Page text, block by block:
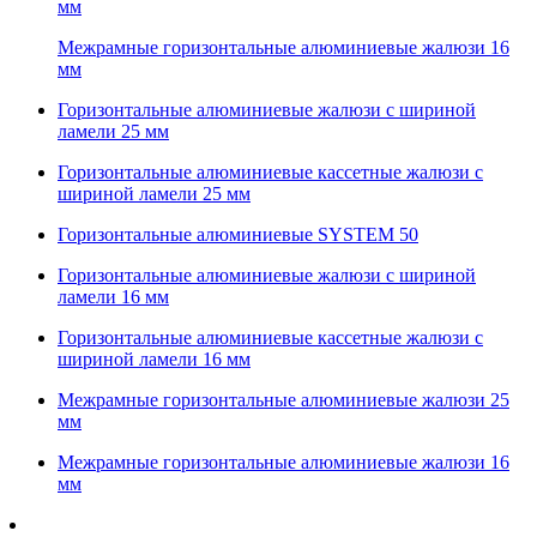
мм
Межрамные горизонтальные алюминиевые жалюзи 16
мм
Горизонтальные алюминиевые жалюзи с шириной
ламели 25 мм
Горизонтальные алюминиевые кассетные жалюзи с
шириной ламели 25 мм
Горизонтальные алюминиевые SYSTEM 50
Горизонтальные алюминиевые жалюзи с шириной
ламели 16 мм
Горизонтальные алюминиевые кассетные жалюзи с
шириной ламели 16 мм
Межрамные горизонтальные алюминиевые жалюзи 25
мм
Межрамные горизонтальные алюминиевые жалюзи 16
мм